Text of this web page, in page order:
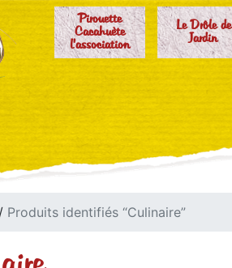
Pirouette
Cacahuète
l'association
Le Drôle de
Jardin
/ Produits identifiés “Culinaire”